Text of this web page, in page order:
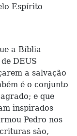
Espírito
a Bíblia
DEUS
a salvação
é o conjunto
e que
inspirados
Pedro nos
são,